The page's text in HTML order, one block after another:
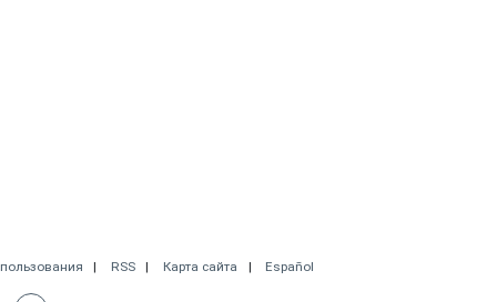
RSS Карта сайта Español